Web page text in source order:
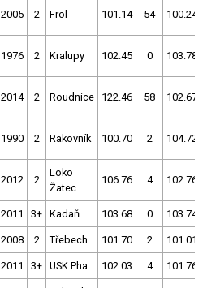
2005 2 Frol 101.14 54 100.24
1976 2 Kralupy 102.45 0 103.78
2014 2 Roudnice 122.46 58 102.67
1990 2 Rakovník 100.70 2 104.72
2012 2
Loko
Žatec
106.76 4 102.76
2011 3+ Kadaň 103.68 0 103.74
2008 2 Třebech. 101.70 2 101.01
2011 3+ USK Pha 102.03 4 101.76